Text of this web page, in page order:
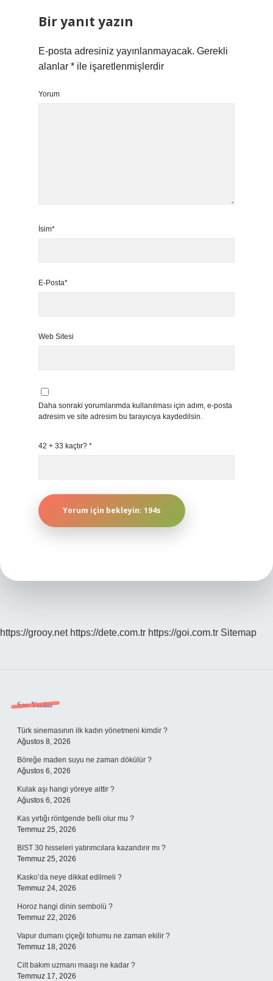
Bir yanıt yazın
E-posta adresiniz yayınlanmayacak. Gerekli
alanlar * ile işaretlenmişlerdir
Yorum
İsim*
E-Posta*
Web Sitesi
Daha sonraki yorumlarımda kullanılması için adım, e-posta
adresim ve site adresim bu tarayıcıya kaydedilsin.
42 + 33 kaçtır? *
https://grooy.net https://dete.com.tr https://goi.com.tr Sitemap
Sidebar
Son Yazılar
Türk sinemasının ilk kadın yönetmeni kimdir ?
Ağustos 8, 2026
Böreğe maden suyu ne zaman dökülür ?
Ağustos 6, 2026
Kulak aşı hangi yöreye aittir ?
Ağustos 6, 2026
Kas yırtığı röntgende belli olur mu ?
Temmuz 25, 2026
BIST 30 hisseleri yatırımcılara kazandırır mı ?
Temmuz 25, 2026
Kasko’da neye dikkat edilmeli ?
Temmuz 24, 2026
Horoz hangi dinin sembolü ?
Temmuz 22, 2026
Vapur dumanı çiçeği tohumu ne zaman ekilir ?
Temmuz 18, 2026
Cilt bakım uzmanı maaşı ne kadar ?
Temmuz 17, 2026